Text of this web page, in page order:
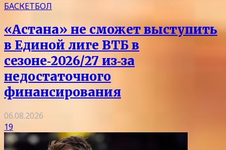
БАСКЕТБОЛ
«Астана» не сможет выступить
в Единой лиге ВТБ в
сезоне‑2026/27 из‑за
недостаточного
финансирования
06.08.2026
19